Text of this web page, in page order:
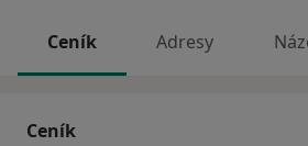
Ceník Adresy
Ceník